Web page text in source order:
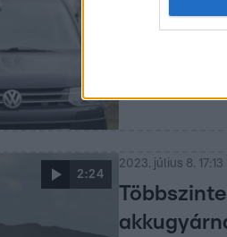
2:24
2023. július 8. 17:13